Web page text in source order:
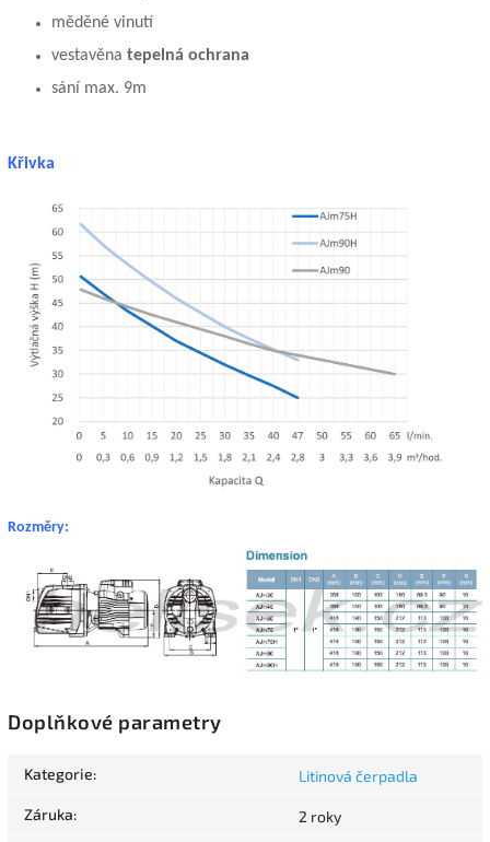
měděné vinutí
vestavěna tepelná ochrana
sání max. 9m
Křivka
Rozměry:
Doplňkové parametry
Kategorie: Litinová čerpadla
Záruka: 2 roky